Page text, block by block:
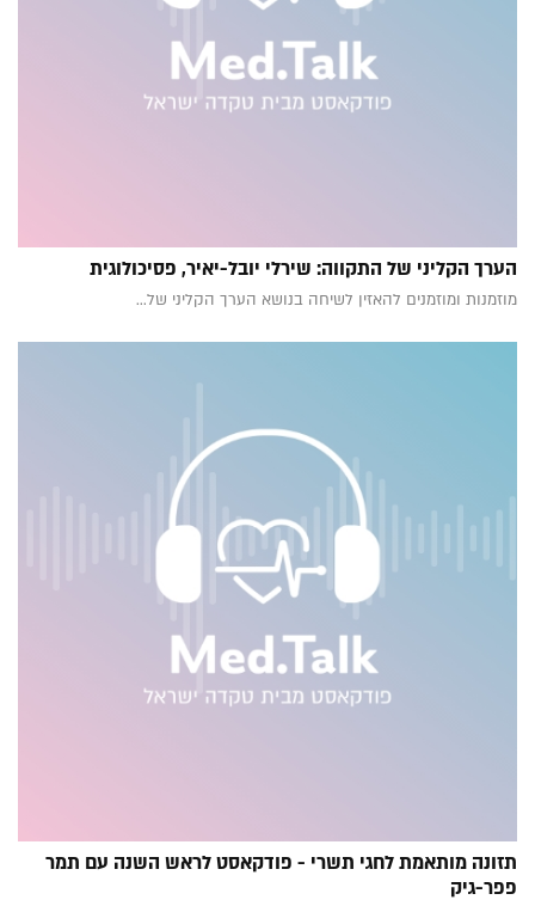
הערך הקליני של התקווה: שירלי יובל-יאיר, פסיכולוגית
מוזמנות ומוזמנים להאזין לשיחה בנושא הערך הקליני של...
תזונה מותאמת לחגי תשרי - פודקאסט לראש השנה עם תמר
פפר-גיק